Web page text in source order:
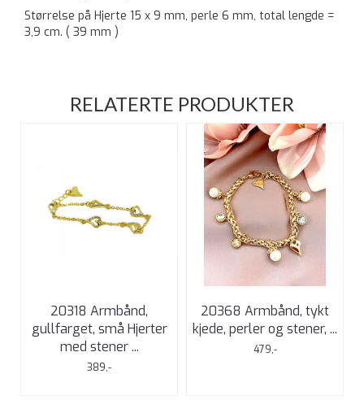
Størrelse på Hjerte 15 x 9 mm, perle 6 mm, total lengde =
3,9 cm. ( 39 mm )
RELATERTE PRODUKTER
20318 Armbånd,
gullfarget, små Hjerter
med stener ...
389,-
20368 Armbånd, tykt
kjede, perler og stener, ...
479,-